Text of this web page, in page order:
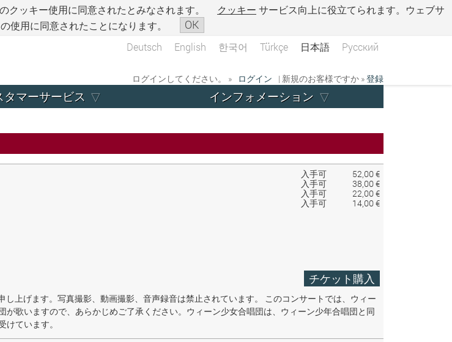
クッキー使用に同意されたとみなされます。 クッキー サービス向上に役立てられます。ウェブサ
使用に同意されたことになります。
OK
Deutsch English 한국어 Türkçe 日本語 Русский
ログインしてください。 » ログイン | 新規のお客様ですか »登録
タマーサービス インフォメーション
入手可
52,00 €
入手可
38,00 €
入手可
22,00 €
入手可
14,00 €
チケット購入
上げます。写真撮影、動画撮影、音声録音は禁止されています。 このコンサートでは、ウィー
が歌いますので、あらかじめご了承ください。ウィーン少女合唱団は、ウィーン少年合唱団と同
ています。